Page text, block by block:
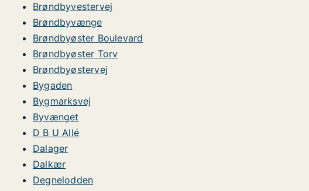
Brøndbyvestervej
Brøndbyvænge
Brøndbyøster Boulevard
Brøndbyøster Torv
Brøndbyøstervej
Bygaden
Bygmarksvej
Byvænget
D B U Allé
Dalager
Dalkær
Degnelodden